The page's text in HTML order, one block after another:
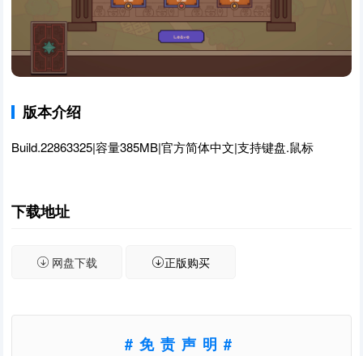
版本介绍
Build.22863325|容量385MB|官方简体中文|支持键盘.鼠标
下载地址
网盘下载 正版购买
#免责声明#